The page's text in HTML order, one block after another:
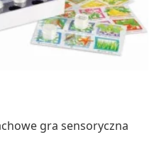
gra sensoryczna